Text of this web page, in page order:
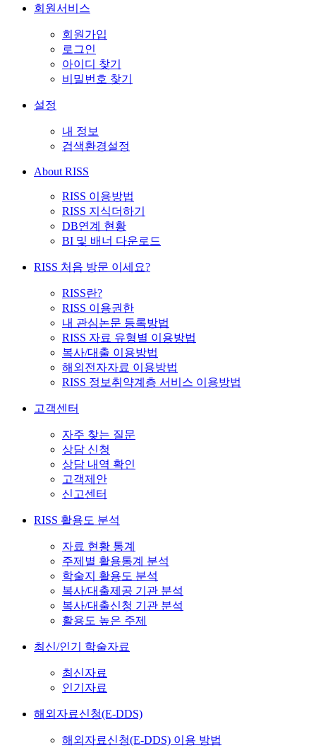
회원서비스
회원가입
로그인
아이디 찾기
비밀번호 찾기
설정
내 정보
검색환경설정
About RISS
RISS 이용방법
RISS 지식더하기
DB연계 현황
BI 및 배너 다운로드
RISS 처음 방문 이세요?
RISS란?
RISS 이용권한
내 관심논문 등록방법
RISS 자료 유형별 이용방법
복사/대출 이용방법
해외전자자료 이용방법
RISS 정보취약계층 서비스 이용방법
고객센터
자주 찾는 질문
상담 신청
상담 내역 확인
고객제안
신고센터
RISS 활용도 분석
자료 현황 통계
주제별 활용통계 분석
학술지 활용도 분석
복사/대출제공 기관 분석
복사/대출신청 기관 분석
활용도 높은 주제
최신/인기 학술자료
최신자료
인기자료
해외자료신청(E-DDS)
해외자료신청(E-DDS) 이용 방법